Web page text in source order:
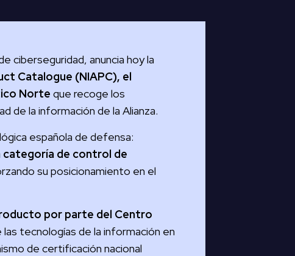
ciberseguridad, anuncia hoy la
Catalogue (NIAPC), el
Norte que recoge los
de la información de la Alianza.
española de defensa:
categoría de control de
su posicionamiento en el
por parte del Centro
tecnologías de la información en
de certificación nacional